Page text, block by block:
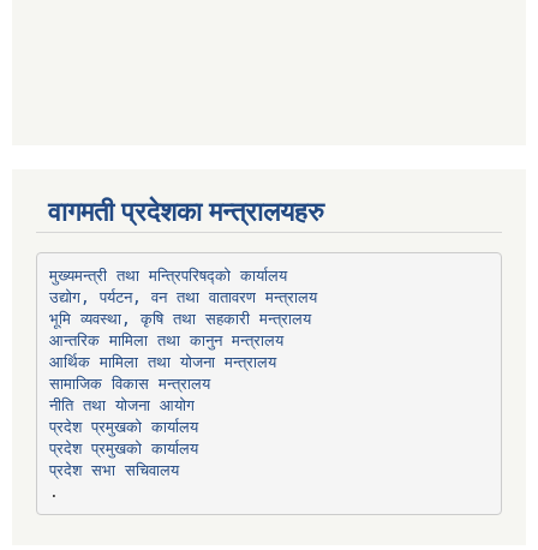
वागमती प्रदेशका मन्त्रालयहरु
मुख्यमन्त्री तथा मन्त्रिपरिषद्को कार्यालय
उद्योग, पर्यटन, वन तथा वातावरण मन्त्रालय
भूमि व्यवस्था, कृषि तथा सहकारी मन्त्रालय
आन्तरिक मामिला तथा कानुन मन्त्रालय
आर्थिक मामिला तथा योजना मन्त्रालय
सामाजिक विकास मन्त्रालय
नीति तथा योजना आयोग
प्रदेश प्रमुखको कार्यालय
प्रदेश प्रमुखको कार्यालय
प्रदेश सभा सचिवालय